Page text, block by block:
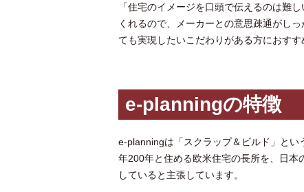
「住宅のイメージを口頭で伝えるのは難
くれるので、メーカーとの意思疎通がし
ても実現したいこだわりがある方におすす
e-planningの特徴
e-planningは「スクラップ＆ビルド」と
年200年と住める欧米住宅の長所を、日本
していると主張しています。